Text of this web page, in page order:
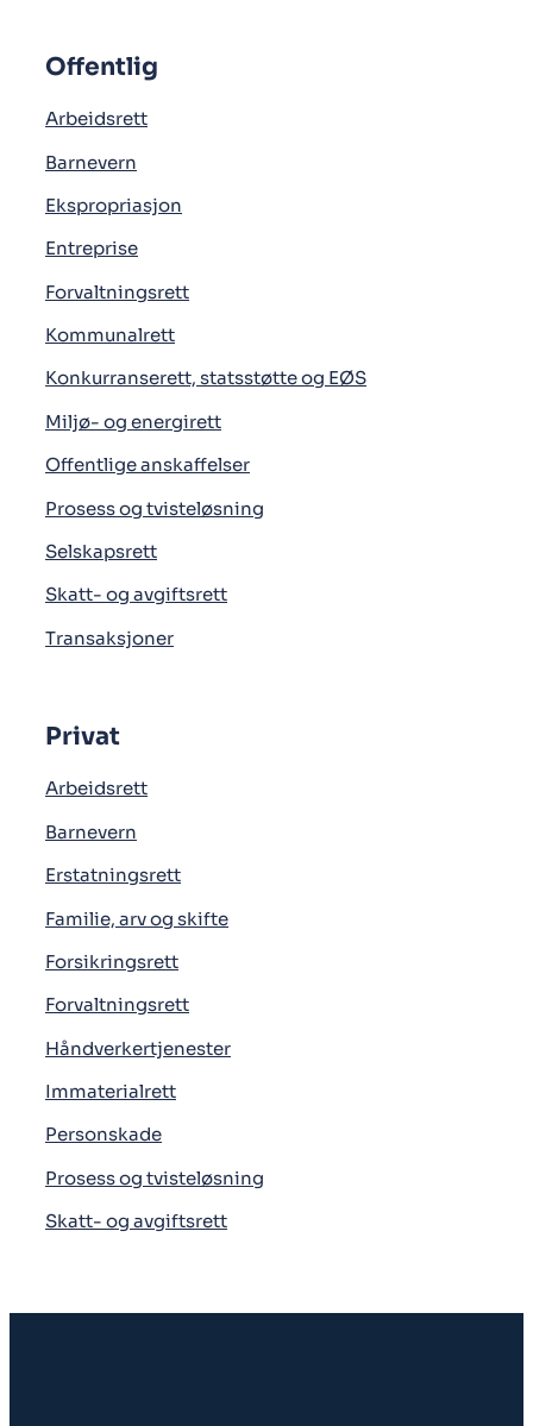
Offentlig
Arbeidsrett
Barnevern
Ekspropriasjon
Entreprise
Forvaltningsrett
Kommunalrett
Konkurranserett, statsstøtte og EØS
Miljø- og energirett
Offentlige anskaffelser
Prosess og tvisteløsning
Selskapsrett
Skatt- og avgiftsrett
Transaksjoner
Privat
Arbeidsrett
Barnevern
Erstatningsrett
Familie, arv og skifte
Forsikringsrett
Forvaltningsrett
Håndverkertjenester
Immaterialrett
Personskade
Prosess og tvisteløsning
Skatt- og avgiftsrett